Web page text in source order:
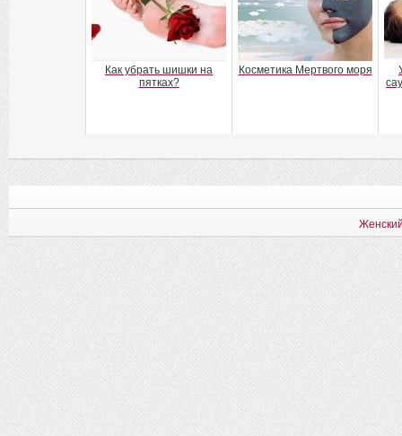
Как убрать шишки на
пятках?
Косметика Мертвого моря